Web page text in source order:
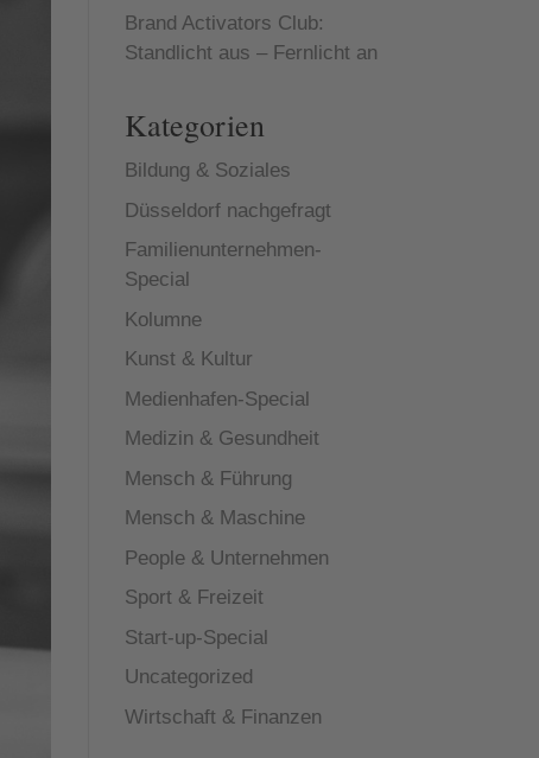
Brand Activators Club:
Standlicht aus – Fernlicht an
Kategorien
Bildung & Soziales
Düsseldorf nachgefragt
Familienunternehmen-
Special
Kolumne
Kunst & Kultur
Medienhafen-Special
Medizin & Gesundheit
Mensch & Führung
Mensch & Maschine
People & Unternehmen
Sport & Freizeit
Start-up-Special
Uncategorized
Wirtschaft & Finanzen